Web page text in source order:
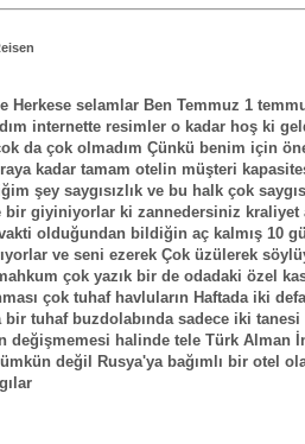
Herkese selamlar Ben Temmuz 1
internette resimler o kadar hoş ki
da çok olmadım Çünkü benim için
kadar tamam otelin müşteri
şey saygısızlık ve bu halk çok
bir giyiniyorlar ki zannedersiniz kraliyet
olduğundan bildiğin aç kalmış 10
ve seni ezerek Çok üzülerek
çok yazık bir de odadaki özel
çok tuhaf havluların Haftada iki defa
tuhaf buzdolabında sadece iki tanesi
değişmemesi halinde tele Türk Alman
değil Rusya'ya bağımlı bir otel